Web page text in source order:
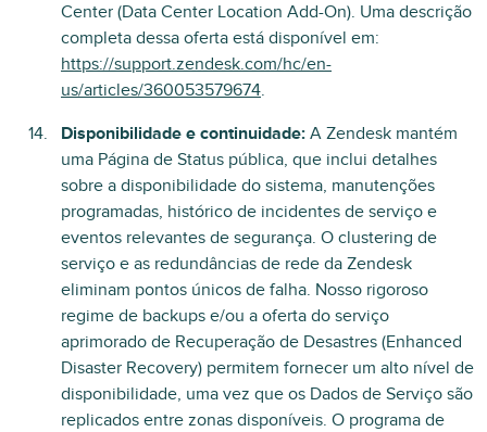
Center (Data Center Location Add-On). Uma descrição
completa dessa oferta está disponível em:
https://support.zendesk.com/hc/en-
us/articles/360053579674.
Disponibilidade e continuidade: A Zendesk mantém
uma Página de Status pública, que inclui detalhes
sobre a disponibilidade do sistema, manutenções
programadas, histórico de incidentes de serviço e
eventos relevantes de segurança. O clustering de
serviço e as redundâncias de rede da Zendesk
eliminam pontos únicos de falha. Nosso rigoroso
regime de backups e/ou a oferta do serviço
aprimorado de Recuperação de Desastres (Enhanced
Disaster Recovery) permitem fornecer um alto nível de
disponibilidade, uma vez que os Dados de Serviço são
replicados entre zonas disponíveis. O programa de